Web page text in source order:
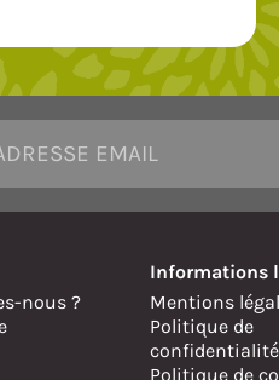
nous ?
Informations
Mentions
Politique de
confidentialité
Politique de